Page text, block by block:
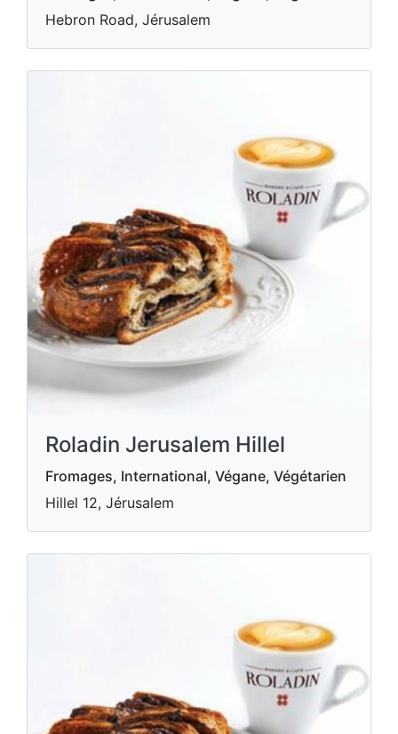
Hebron Road, Jérusalem
Roladin Jerusalem Hillel
Fromages, International, Végane, Végétarien
Hillel 12, Jérusalem